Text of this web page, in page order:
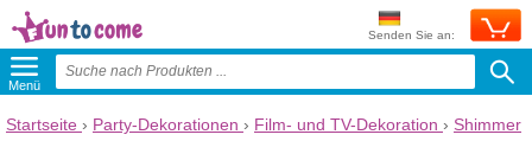
Senden Sie an:
Menü
Startseite › Party-Dekorationen › Film- und TV-Dekoration › Shimmer